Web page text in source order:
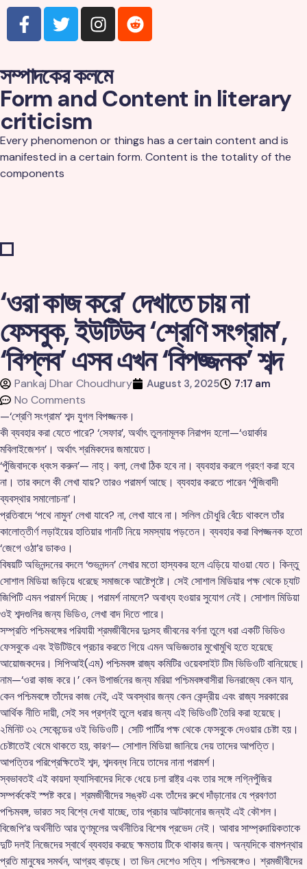
সম্পাদকের কলমে
Form and Content in literary
criticism
Every phenomenon or things has a certain content and is
manifested in a certain form. Content is the totality of the
components
‘ওরা কাজ করে’ দেখাতে চায় না
ফেসবুক, ইউটিউব ‘শ্রেণি সংগ্রাম’,
‘বিপ্লব’ এসব এখন ‘বিপজ্জনক’ শব্দ
Pankaj Dhar Choudhury August 3, 2025 7:17 am
No Comments
—‘শ্রেণি সংগ্রাম’ শব্দ যুগল বিপজ্জনক।
কী ব্যবহার করা যেতে পারে? ‘সেফার’, অর্থাৎ তুলনামূলক নিরাপদ হলো—‘ওয়ার্কার
মবিলাইজেশন’। অর্থাৎ শ্রমিকদের জমায়েত।
‘পুঁজিবাদকে ধ্বংস করুন’— নাহ্‌। বলা, লেখা ঠিক হবে না। ব্যবহার করলে গ্রহণ করা হবে
না। তার বদলে কী লেখা যায়? তারও পরামর্শ আছে। ব্যবহার করতে পারেন ‘পুঁজিবাদী
ব্যবস্থার সমালোচনা’।
প্রতিবাদে ‘পথে নামুন’ লেখা যাবে? না, লেখা যাবে না। সলিল চৌধুরি বেঁচে থাকলে তাঁর
কালোত্তীর্ণ লড়াইয়ের হাতিয়ার গানটি নিয়ে সমস্যায় পড়তেন। ব্যবহার করা বিপজ্জনক হতো
‘জেগে ওঠা’র ডাকও।
বিষয়টি অভিনন্দনের বদলে ‘শুভনন্দন’ লেখার মতো হাস্যকর হলে এড়িয়ে যাওয়া যেত। কিন্তু
সোশাল মিডিয়া জড়িয়ে ধরেছে সমাজকে আষ্টেপৃষ্টে। সেই সোশাল মিডিয়ার পক্ষ থেকে চ্যাট
জিপিটি এমন পরামর্শ দিচ্ছে। পরামর্শ নামলে? অবাধ্য হওয়ার সুযোগ নেই। সোশাল মিডিয়া
ওই শব্দগুলির জন্য ভিডিও, লেখা বাদ দিতে পারে।
সম্প্রতি পশ্চিমবঙ্গের পরিযায়ী শ্রমজীবীদের দুঃসহ জীবনের বর্ণনা তুলে ধরা একটি ভিডিও
ফেসবুকে এবং ইউটিউবে প্রচার করতে গিয়ে এমন অভিজ্ঞতার মুখোমুখি হতে হয়েছে
আয়োজকদের। সিপিআই(এম) পশ্চিমবঙ্গ রাজ্য কমিটির ওয়েবসাইট টিম ভিডিওটি বানিয়েছে।
নাম—‘ওরা কাজ করে।’ কেন উপার্জনের জন্য মরিয়া পশ্চিমবঙ্গবাসীরা ভিনরাজ্যে কেন যান,
কেন পশ্চিমবঙ্গে তাঁদের কাজ নেই, এই অবস্থার জন্য কেন কেন্দ্রীয় এবং রাজ্য সরকারের
আর্থিক নীতি দায়ী, সেই সব প্রশ্নই তুলে ধরার জন্য এই ভিডিওটি তৈরি করা হয়েছে।
২মিনিট ৩২ সেকেন্ডের ওই ভিডিওটি। সেটি পার্টির পক্ষ থেকে ফেসবুকে দেওয়ার চেষ্টা হয়।
চেষ্টাতেই থেমে থাকতে হয়, কারণ— সোশাল মিডিয়া জানিয়ে দেয় তাদের আপত্তি।
আপত্তির পরিপ্রেক্ষিতেই শব্দ, শব্দবন্ধ নিয়ে তাদের নানা পরামর্শ।
স্বভাবতই এই কায়দা ফ্যাসিবাদের দিকে ধেয়ে চলা রাষ্ট্র এবং তার সঙ্গে লগ্নিপুঁজির
সম্পর্ককেই স্পষ্ট করে। শ্রমজীবীদের সঙ্কট এবং তাঁদের রুখে দাঁড়ানোর যে প্রবণতা
পশ্চিমবঙ্গ, ভারত সহ বিশ্বে দেখা যাচ্ছে, তার প্রচার আটকানোর জন্যই এই কৌশল।
বিজেপি’র অর্থনীতি আর তৃণমূলের অর্থনীতির বিশেষ প্রভেদ নেই। আবার সাম্প্রদায়িকতাকে
দুটি দলই নিজেদের স্বার্থে ব্যবহার করছে ক্ষমতায় টিকে থাকার জন্য। অন্যদিকে বামপন্থার
প্রতি মানুষের সমর্থন, আগ্রহ বাড়ছে। তা ভিন দেশেও সত্যি। পশ্চিমবঙ্গেও। শ্রমজীবীদের